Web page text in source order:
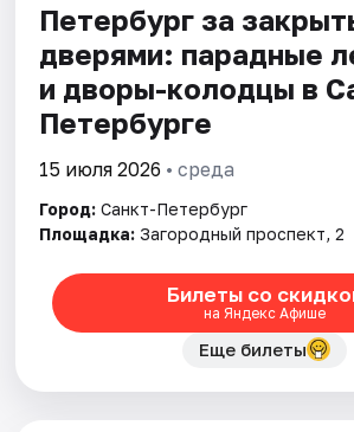
Петербург за
дверями: парадные
и дворы-колодцы в
Петербурге
15 июля 2026 • среда
Город: Санкт-Петербург
Площадка: Загородный проспект, 2
Билеты со
на Яндекс Афише
Еще билеты